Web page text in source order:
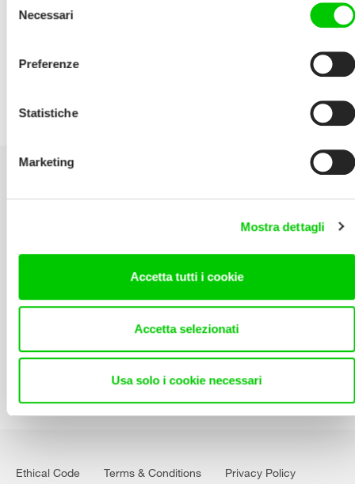
delNecessari
Preferenze
Statistiche
Marketing
Mostra dettagli
Accetta tutti i cookie
Accetta selezionati
Usa solo i cookie necessari
https://www.thegoodguys.com.au/
Select area
Contact Us
Ethical Code Terms & Conditions
Privacy Policy